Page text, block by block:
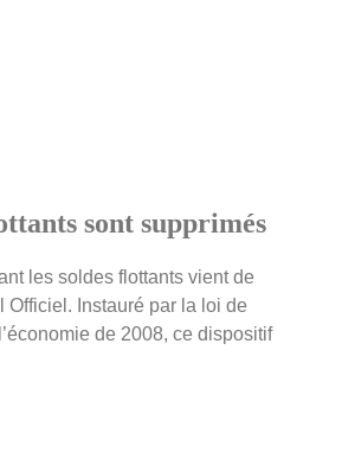
sont supprimés
les soldes flottants vient de
Officiel. Instauré par la loi de
de 2008, ce dispositif